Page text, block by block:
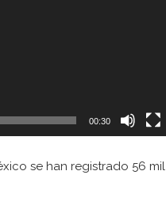
00:30
se han registrado 56 mil